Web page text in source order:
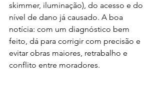
skimmer, iluminação), do acesso e do
nível de dano já causado. A boa
notícia: com um diagnóstico bem
feito, dá para corrigir com precisão e
evitar obras maiores, retrabalho e
conflito entre moradores.